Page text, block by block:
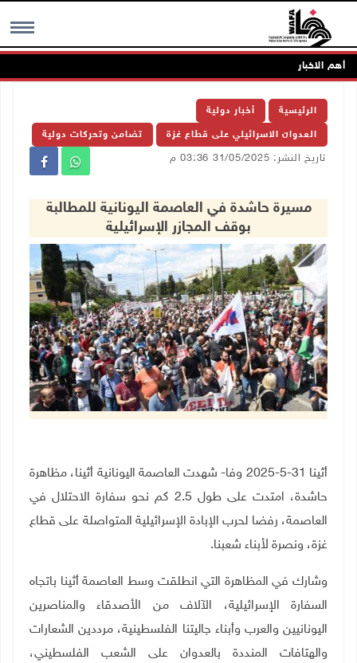
MENU أهم الاخبار
الرئيسية أخبار دولية
العدوان الاسرائيلي على قطاع غزة تضامن وتحركات دولية
تاريخ النشر: 31/05/2025 03:36 م
مسيرة حاشدة في العاصمة اليونانية للمطالبة
بوقف المجازر الإسرائيلية
أثينا 31-5-2025 وفا- شهدت العاصمة اليونانية أثينا، مظاهرة
حاشدة، امتدت على طول 2.5 كم نحو سفارة الاحتلال في
العاصمة، رفضا لحرب الإبادة الإسرائيلية المتواصلة على قطاع
غزة، ونصرة لأبناء شعبنا.
وشارك في المظاهرة التي انطلقت وسط العاصمة أثينا باتجاه
السفارة الإسرائيلية، الآلاف من الأصدقاء والمناصرين
اليونانيين والعرب وأبناء جاليتنا الفلسطينية، مرددين الشعارات
والهتافات المنددة بالعدوان على الشعب الفلسطيني،